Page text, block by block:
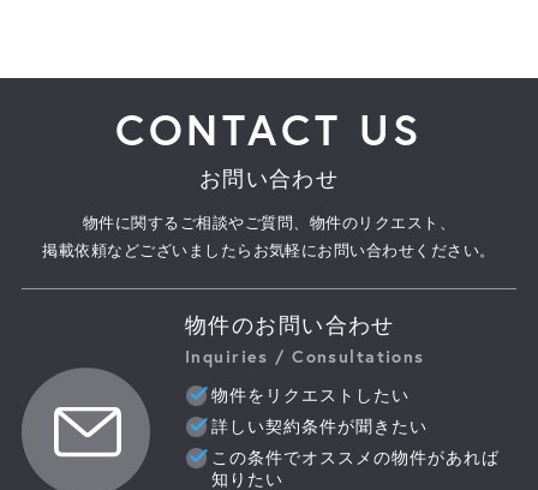
CONTACT US
お問い合わせ
物件に関するご相談やご質問、物件のリクエスト、
掲載依頼などございましたらお気軽にお問い合わせください。
物件のお問い合わせ
Inquiries / Consultations
物件をリクエストしたい
詳しい契約条件が聞きたい
この条件でオススメの物件があれば
知りたい